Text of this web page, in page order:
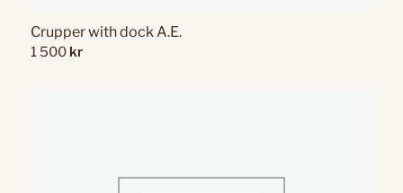
Crupper with dock A.E.
1 500 kr